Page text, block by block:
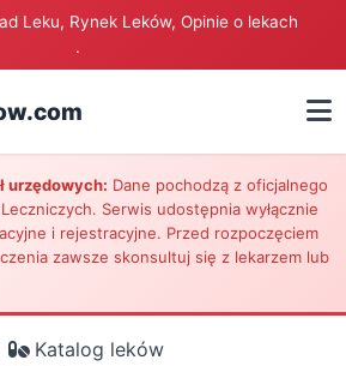
Leku, Rynek Leków, Opinie o lekach
.
urzędowych: Dane pochodzą z oficjalnego
Serwis udostępnia wyłącznie
i rejestracyjne. Przed rozpoczęciem
zawsze skonsultuj się z lekarzem lub
Katalog leków